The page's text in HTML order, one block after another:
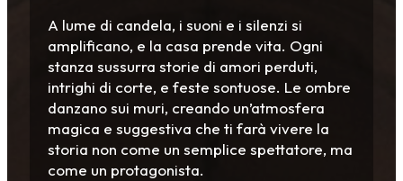
A lume di candela, i suoni e i silenzi si
amplificano, e la casa prende vita. Ogni
stanza sussurra storie di amori perduti,
intrighi di corte, e feste sontuose. Le ombre
danzano sui muri, creando un’atmosfera
magica e suggestiva che ti farà vivere la
storia non come un semplice spettatore, ma
come un protagonista.